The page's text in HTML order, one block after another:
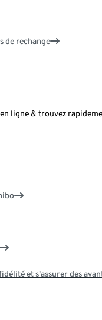
de rechange
ligne & trouvez
et s'assurer des